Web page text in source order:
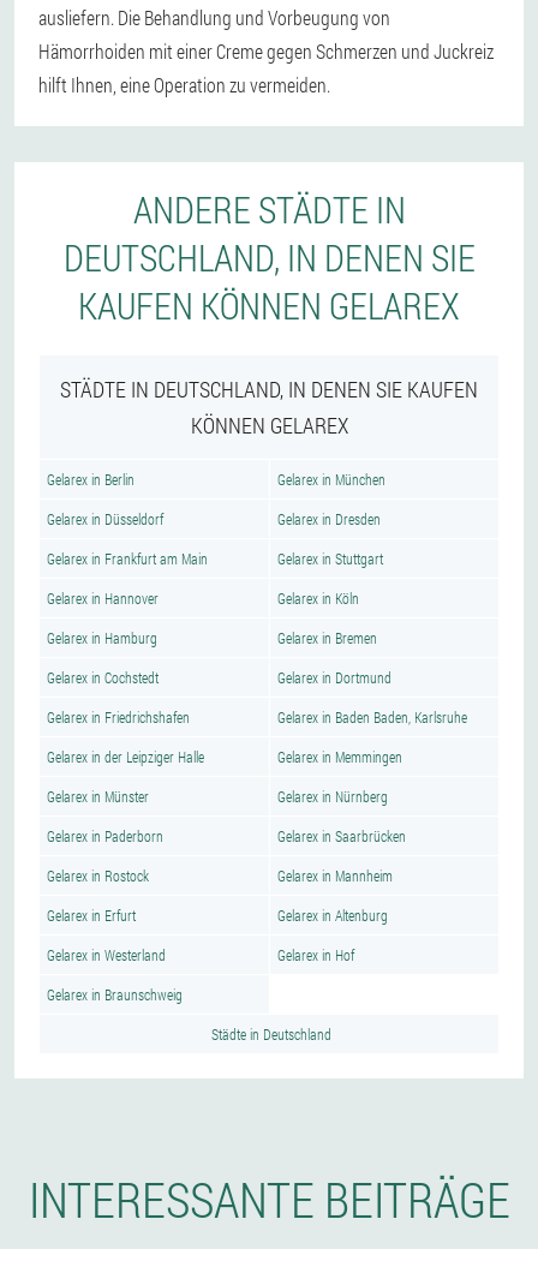
ausliefern. Die Behandlung und Vorbeugung von
Hämorrhoiden mit einer Creme gegen Schmerzen und Juckreiz
hilft Ihnen, eine Operation zu vermeiden.
ANDERE STÄDTE IN
DEUTSCHLAND, IN DENEN SIE
KAUFEN KÖNNEN GELAREX
STÄDTE IN DEUTSCHLAND, IN DENEN SIE KAUFEN
KÖNNEN GELAREX
Gelarex in Berlin Gelarex in München
Gelarex in Düsseldorf Gelarex in Dresden
Gelarex in Frankfurt am Main Gelarex in Stuttgart
Gelarex in Hannover Gelarex in Köln
Gelarex in Hamburg Gelarex in Bremen
Gelarex in Cochstedt Gelarex in Dortmund
Gelarex in Friedrichshafen Gelarex in Baden Baden, Karlsruhe
Gelarex in der Leipziger Halle Gelarex in Memmingen
Gelarex in Münster Gelarex in Nürnberg
Gelarex in Paderborn Gelarex in Saarbrücken
Gelarex in Rostock Gelarex in Mannheim
Gelarex in Erfurt Gelarex in Altenburg
Gelarex in Westerland Gelarex in Hof
Gelarex in Braunschweig
Städte in Deutschland
INTERESSANTE BEITRÄGE